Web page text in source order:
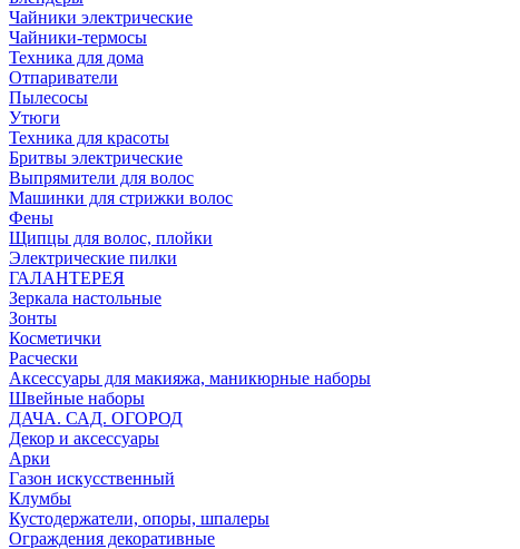
Чайники электрические
Чайники-термосы
Техника для дома
Отпариватели
Пылесосы
Утюги
Техника для красоты
Бритвы электрические
Выпрямители для волос
Машинки для стрижки волос
Фены
Щипцы для волос, плойки
Электрические пилки
ГАЛАНТЕРЕЯ
Зеркала настольные
Зонты
Косметички
Расчески
Аксессуары для макияжа, маникюрные наборы
Швейные наборы
ДАЧА. САД. ОГОРОД
Декор и аксессуары
Арки
Газон искусственный
Клумбы
Кустодержатели, опоры, шпалеры
Ограждения декоративные